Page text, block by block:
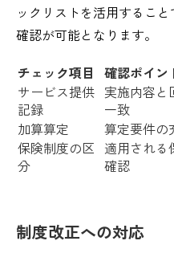
ックリストを活用するこ
確認が可能となります。
チェック項目
確認ポイン
サービス提供
記録
実施内容と
一致
加算算定
算定要件の
保険制度の区
分
適用される
確認
制度改正への対応